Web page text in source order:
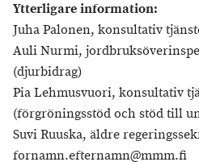
Ytterligare information:
Juha Palonen, konsultativ
Auli Nurmi,
(djurbidrag)
Pia Lehmusvuori, konsultativ
(förgröningsstöd och stöd till
Suvi Ruuska, äldre
fornamn.efternamn@mmm.fi